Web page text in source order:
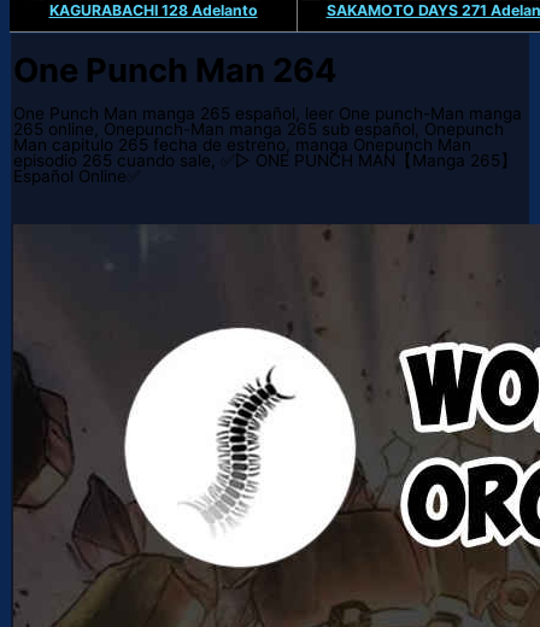
KAGURABACHI 128 Adelanto SAKAMOTO DAYS 271
One Punch Man 264
One Punch Man manga 265 español, leer One punch-Man manga
265 online, Onepunch-Man manga 265 sub español, Onepunch
Man capitulo 265 fecha de estreno, manga Onepunch Man
episodio 265 cuando sale, ✅▷ ONE PUNCH MAN【Manga 265】
Español Online✅